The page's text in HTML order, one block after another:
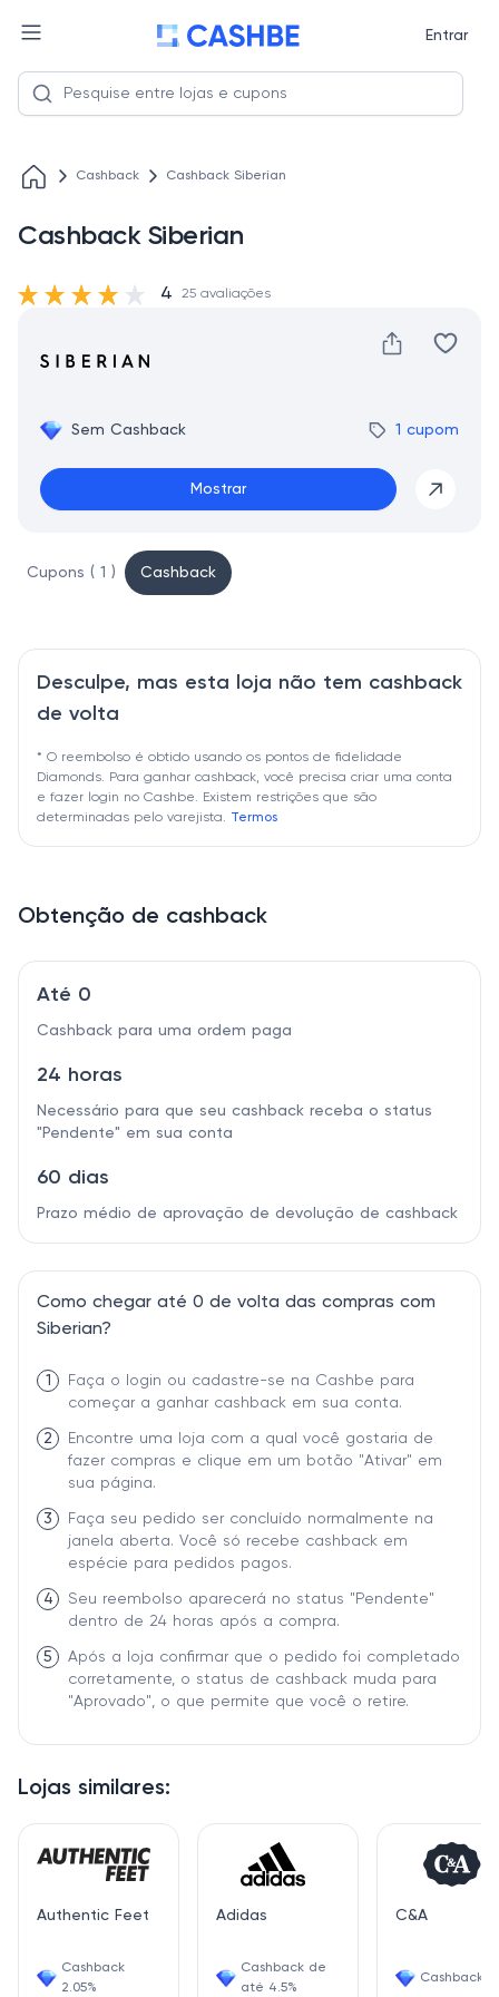
Entrar
Cashback Cashback Siberian
Cashback Siberian
Sem Cashback 1 cupom
Mostrar
4 25 avaliações
Lojas similares:
Authentic Feet
Cashback
2.05%
Adidas
Cashback de
até 4.5%
C&A
Cashback
Cupons ( 1 ) Cashback
Desculpe, mas esta loja não tem cashback
de volta
* O reembolso é obtido usando os pontos de fidelidade
Diamonds. Para ganhar cashback, você precisa criar uma conta
e fazer login no Cashbe. Existem restrições que são
determinadas pelo varejista. Termos
Obtenção de cashback
Até 0
Cashback para uma ordem paga
24 horas
Necessário para que seu cashback receba o status
"Pendente" em sua conta
60 dias
Prazo médio de aprovação de devolução de cashback
Como chegar até 0 de volta das compras com
Siberian?
1
Faça o login ou cadastre-se na Cashbe para
começar a ganhar cashback em sua conta.
2
Encontre uma loja com a qual você gostaria de
fazer compras e clique em um botão "Ativar" em
sua página.
3
Faça seu pedido ser concluído normalmente na
janela aberta. Você só recebe cashback em
espécie para pedidos pagos.
4
Seu reembolso aparecerá no status "Pendente"
dentro de 24 horas após a compra.
5
Após a loja confirmar que o pedido foi completado
corretamente, o status de cashback muda para
"Aprovado", o que permite que você o retire.